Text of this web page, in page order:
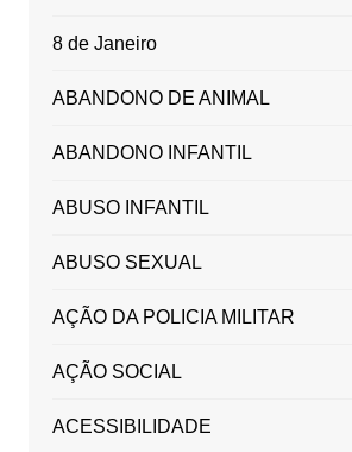
8 de Janeiro
ABANDONO DE ANIMAL
ABANDONO INFANTIL
ABUSO INFANTIL
ABUSO SEXUAL
AÇÃO DA POLICIA MILITAR
AÇÃO SOCIAL
ACESSIBILIDADE